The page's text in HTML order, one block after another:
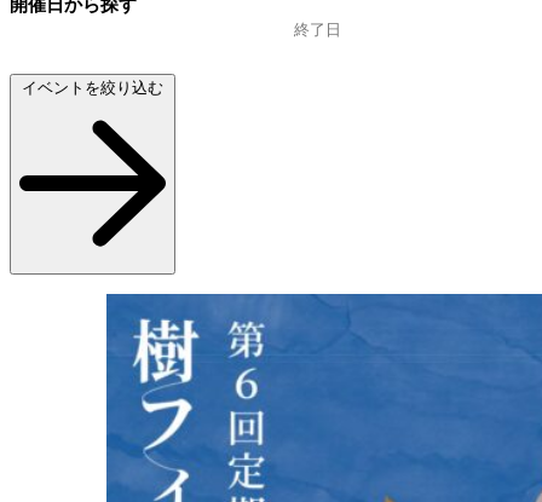
開催日から探す
イベントを絞り込む